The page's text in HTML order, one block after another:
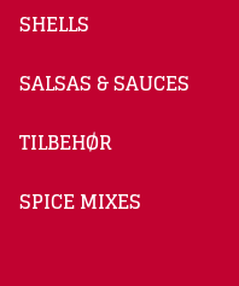
SHELLS
SALSAS & SAUCES
TILBEHØR
SPICE MIXES